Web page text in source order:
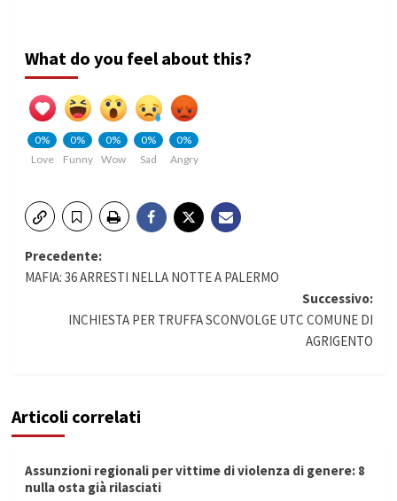
What do you feel about this?
0%
Love
0%
Funny
0%
Wow
0%
Sad
0%
Angry
Navigazione
Precedente:
MAFIA: 36 ARRESTI NELLA NOTTE A PALERMO
Successivo:
INCHIESTA PER TRUFFA SCONVOLGE UTC COMUNE DI
AGRIGENTO
Articoli correlati
Assunzioni regionali per vittime di violenza di genere: 8
nulla osta già rilasciati